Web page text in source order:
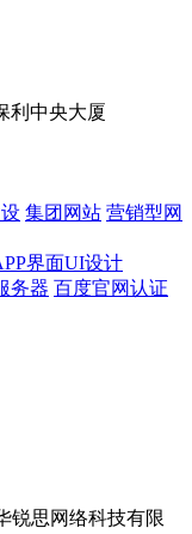
利中央大厦
集团网站 营销型网
界面UI设计
务器 百度官网认证
锐思网络科技有限